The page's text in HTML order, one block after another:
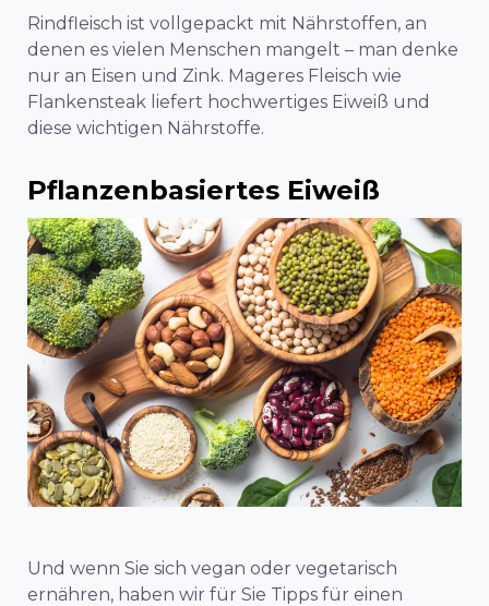
Rindfleisch ist vollgepackt mit Nährstoffen, an
denen es vielen Menschen mangelt – man denke
nur an Eisen und Zink. Mageres Fleisch wie
Flankensteak liefert hochwertiges Eiweiß und
diese wichtigen Nährstoffe.
Pflanzenbasiertes Eiweiß
Und wenn Sie sich vegan oder vegetarisch
ernähren, haben wir für Sie Tipps für einen